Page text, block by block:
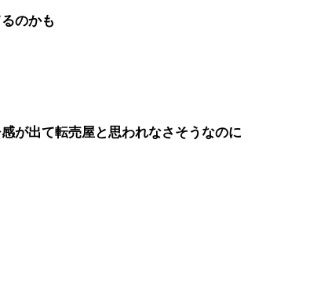
のかも
が出て転売屋と思われなさそうなのに